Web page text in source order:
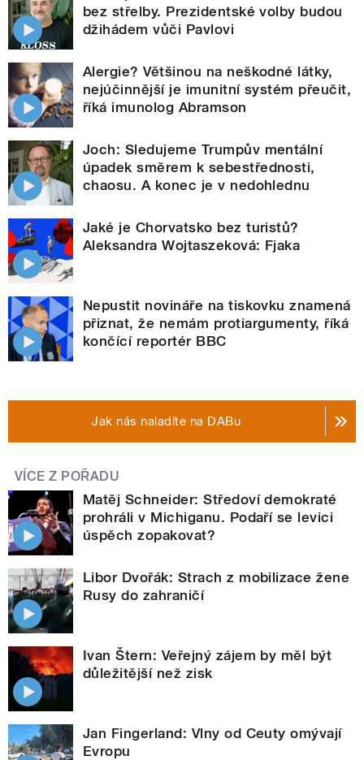
bez střelby. Prezidentské volby budou
džihádem vůči Pavlovi
Alergie? Většinou na neškodné látky,
nejúčinnější je imunitní systém přeučit,
říká imunolog Abramson
Joch: Sledujeme Trumpův mentální
úpadek směrem k sebestřednosti,
chaosu. A konec je v nedohlednu
Jaké je Chorvatsko bez turistů?
Aleksandra Wojtaszeková: Fjaka
Nepustit novináře na tiskovku znamená
přiznat, že nemám protiargumenty, říká
končící reportér BBC
Jak nás naladíte na DABu
VÍCE Z POŘADU
Matěj Schneider: Středoví demokraté
prohráli v Michiganu. Podaří se levici
úspěch zopakovat?
Libor Dvořák: Strach z mobilizace žene
Rusy do zahraničí
Ivan Štern: Veřejný zájem by měl být
důležitější než zisk
Jan Fingerland: Vlny od Ceuty omývají
Evropu